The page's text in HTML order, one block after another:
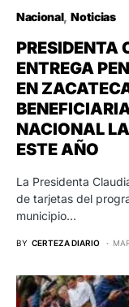
Nacional Noticias
PRESIDENTA
ENTREGA
EN
NACIONAL
ESTE AÑO
La Presidenta
de tarjetas del
municipio…
BY CERTEZA DIARIO